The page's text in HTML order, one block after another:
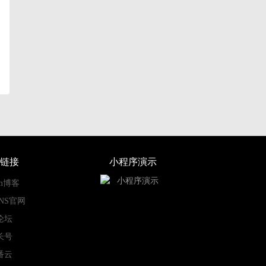
接
博客
官网
坛
号
云
小程序演示